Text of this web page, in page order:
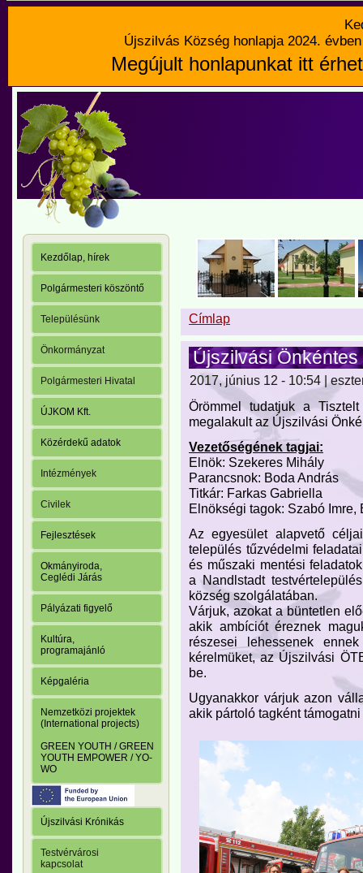
Újszilvás Község honlapja 2024.
Megújult honlapunkat itt
Kezdőlap, hírek
Polgármesteri köszöntő
Településünk
Önkormányzat
Polgármesteri Hivatal
ÚJKOM Kft.
Közérdekű adatok
Intézmények
Civilek
Fejlesztések
Okmányiroda,
Ceglédi Járás
Pályázati figyelő
Kultúra,
programajánló
Képgaléria
Nemzetközi projektek
(International projects)
GREEN YOUTH / GREEN
YOUTH EMPOWER / YO-
WO
Újszilvási Krónikás
Testvérvárosi
kapcsolat
Címlap
Újszilvási
2017, június 12 - 10:54 |
Örömmel tudatjuk a
megalakult az Újszilvási
Vezetőségének tagjai:
Elnök: Szekeres Mihály
Parancsnok: Boda András
Titkár: Farkas Gabriella
Elnökségi tagok: Szabó
Az egyesület alapvető
település tűzvédelmi
és műszaki mentési
a Nandlstadt
község szolgálatában.
Várjuk, azokat a büntetlen
akik ambíciót éreznek
részesei lehessenek
kérelmüket, az Újszilvási
be.
Ugyanakkor várjuk azon
akik pártoló tagként